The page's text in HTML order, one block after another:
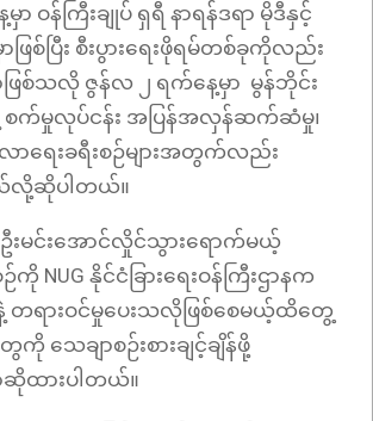
ဝန်ကြီးချုပ် ရှရီ နာရန်ဒရာ မိုဒီနှင့်
ဖြစ်ပြီး စီးပွားရေးဖိုရမ်တစ်ခုကိုလည်း
ြစ်သလို ဇွန်လ ၂ ရက်နေ့မှာ မွန်ဘိုင်း
နဲ့ စက်မှုလုပ်ငန်း အပြန်အလှန်ဆက်ဆံမှု၊
ရေးခရီးစဉ်များအတွက်လည်း
လို့ဆိုပါတယ်။
းမင်းအောင်လှိုင်သွားရောက်မယ့်
ကို NUG နိုင်ငံခြားရေးဝန်ကြီးဌာနက
နဲ့ တရားဝင်မှုပေးသလိုဖြစ်စေမယ့်ထိတွေ့
သေချာစဉ်းစားချင့်ချိန်ဖို့
ဆိုထားပါတယ်။